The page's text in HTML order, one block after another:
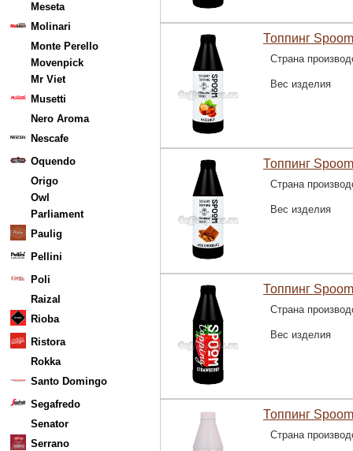
Meseta
Molinari
Monte Perello
Movenpick
Mr Viet
Musetti
Nero Aroma
Nescafe
Oquendo
Origo
Owl
Parliament
Paulig
Pellini
Poli
Raizal
Rioba
Ristora
Rokka
Santo Domingo
Segafredo
Senator
Serrano
Топпинг
Страна
Вес изделия
Топпинг
Страна
Вес изделия
Топпинг
Страна
Вес изделия
Топпинг
Страна